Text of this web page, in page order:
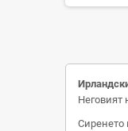
Неговият
Сиренето